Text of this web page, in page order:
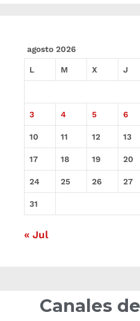
agosto 2026
L M X J
3 4 5 6
10 11 12 13
17 18 19 20
24 25 26 27
31
« Jul
Canales